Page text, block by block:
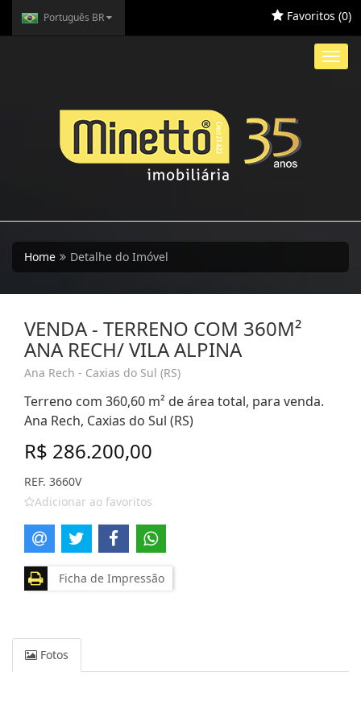
Português BR Favoritos (0)
Home Detalhe do Imóvel
VENDA - TERRENO COM 360M²
ANA RECH/ VILA ALPINA
Ana Rech - Caxias do Sul (RS)
Terreno com 360,60 m² de área total, para venda.
Ana Rech, Caxias do Sul (RS)
R$ 286.200,00
REF. 3660V
Adicionar ao favoritos
Ficha de Impressão
Fotos